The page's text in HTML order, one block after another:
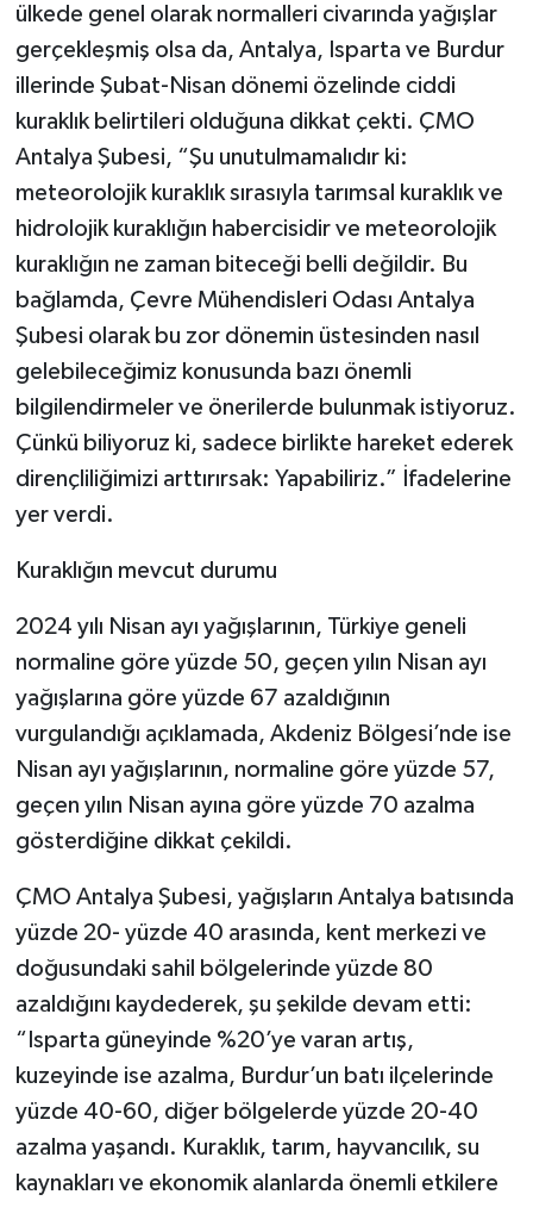
ülkede genel olarak normalleri civarında yağışlar
gerçekleşmiş olsa da, Antalya, Isparta ve Burdur
illerinde Şubat-Nisan dönemi özelinde ciddi
kuraklık belirtileri olduğuna dikkat çekti. ÇMO
Antalya Şubesi, “Şu unutulmamalıdır ki:
meteorolojik kuraklık sırasıyla tarımsal kuraklık ve
hidrolojik kuraklığın habercisidir ve meteorolojik
kuraklığın ne zaman biteceği belli değildir. Bu
bağlamda, Çevre Mühendisleri Odası Antalya
Şubesi olarak bu zor dönemin üstesinden nasıl
gelebileceğimiz konusunda bazı önemli
bilgilendirmeler ve önerilerde bulunmak istiyoruz.
Çünkü biliyoruz ki, sadece birlikte hareket ederek
dirençliliğimizi arttırırsak: Yapabiliriz.” İfadelerine
yer verdi.
Kuraklığın mevcut durumu
2024 yılı Nisan ayı yağışlarının, Türkiye geneli
normaline göre yüzde 50, geçen yılın Nisan ayı
yağışlarına göre yüzde 67 azaldığının
vurgulandığı açıklamada, Akdeniz Bölgesi’nde ise
Nisan ayı yağışlarının, normaline göre yüzde 57,
geçen yılın Nisan ayına göre yüzde 70 azalma
gösterdiğine dikkat çekildi.
ÇMO Antalya Şubesi, yağışların Antalya batısında
yüzde 20- yüzde 40 arasında, kent merkezi ve
doğusundaki sahil bölgelerinde yüzde 80
azaldığını kaydederek, şu şekilde devam etti:
“Isparta güneyinde %20’ye varan artış,
kuzeyinde ise azalma, Burdur’un batı ilçelerinde
yüzde 40-60, diğer bölgelerde yüzde 20-40
azalma yaşandı. Kuraklık, tarım, hayvancılık, su
kaynakları ve ekonomik alanlarda önemli etkilere